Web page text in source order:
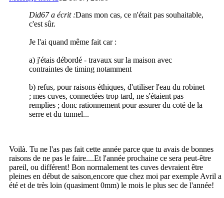
Did67 a écrit :Dans mon cas, ce n'était pas souhaitable,
c'est sûr.
Je l'ai quand même fait car :
a) j'étais débordé - travaux sur la maison avec
contraintes de timing notamment
b) refus, pour raisons éthiques, d'utiliser l'eau du robinet
; mes cuves, connectées trop tard, ne s'étaient pas
remplies ; donc rationnement pour assurer du coté de la
serre et du tunnel...
Voilà. Tu ne l'as pas fait cette année parce que tu avais de bonnes
raisons de ne pas le faire....Et l'année prochaine ce sera peut-être
pareil, ou différent! Bon normalement tes cuves devraient être
pleines en début de saison,encore que chez moi par exemple Avril a
été et de très loin (quasiment 0mm) le mois le plus sec de l'année!